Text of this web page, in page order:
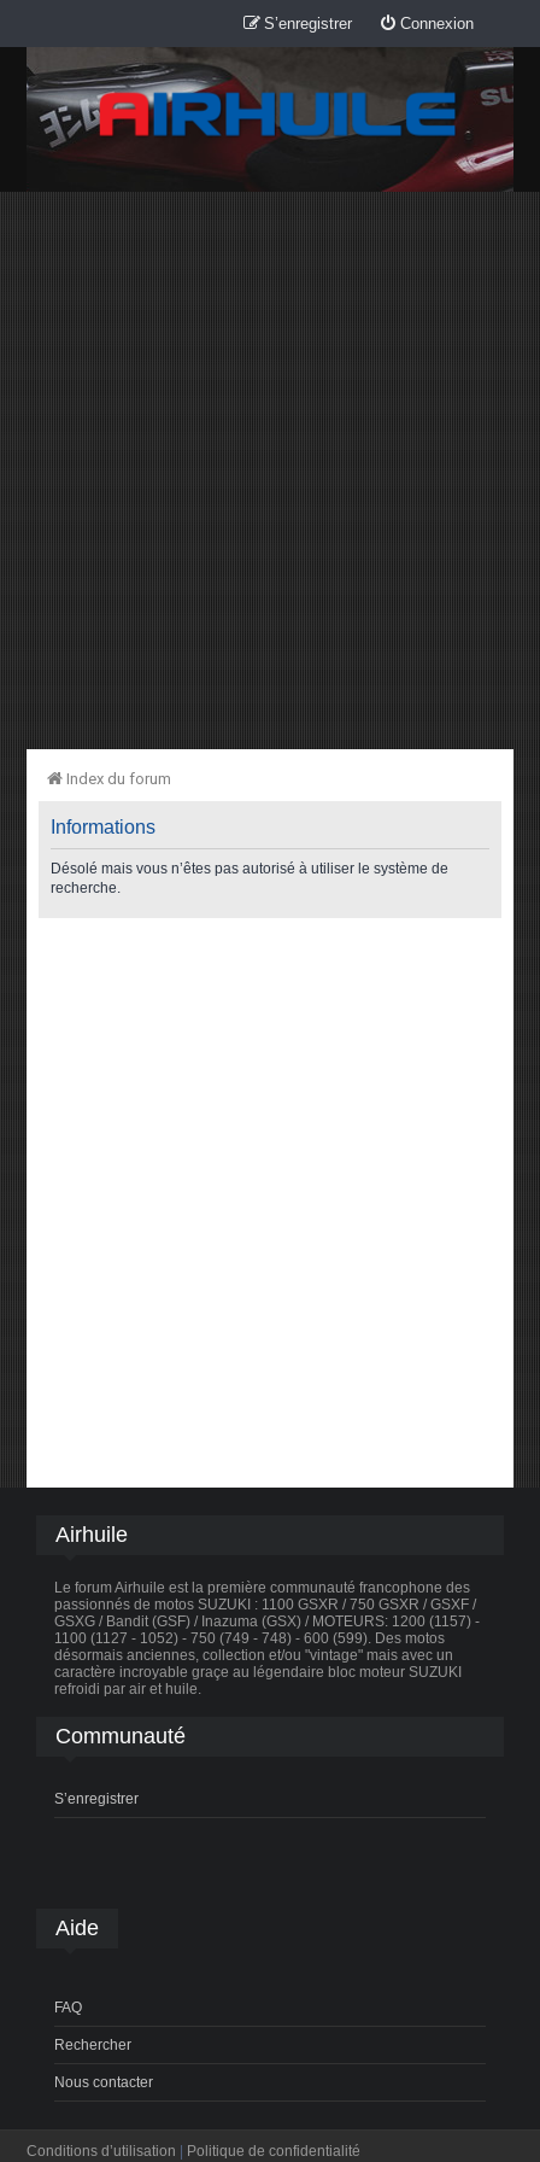
Connexion
S’enregistrer
Index du forum
Informations
Désolé mais vous n’êtes pas autorisé à utiliser le système de
recherche.
Airhuile
Le forum Airhuile est la première communauté francophone des
passionnés de motos SUZUKI : 1100 GSXR / 750 GSXR / GSXF /
GSXG / Bandit (GSF) / Inazuma (GSX) / MOTEURS: 1200 (1157) -
1100 (1127 - 1052) - 750 (749 - 748) - 600 (599). Des motos
désormais anciennes, collection et/ou "vintage" mais avec un
caractère incroyable graçe au légendaire bloc moteur SUZUKI
refroidi par air et huile.
Communauté
S’enregistrer
Aide
FAQ
Rechercher
Nous contacter
Conditions d’utilisation
Politique de confidentialité